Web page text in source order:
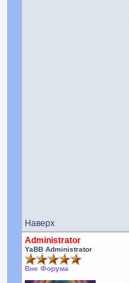
Наверх
Administrator
YaBB Administrator
Вне Форума